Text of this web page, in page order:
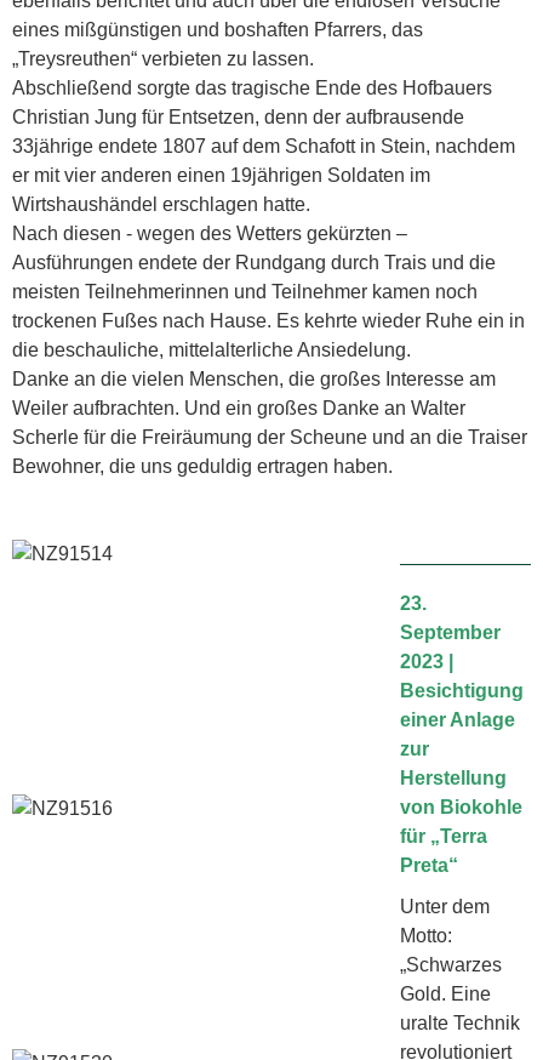
eines mißgünstigen und boshaften Pfarrers, das
„Treysreuthen“ verbieten zu lassen.
Abschließend sorgte das tragische Ende des Hofbauers
Christian Jung für Entsetzen, denn der aufbrausende
33jährige endete 1807 auf dem Schafott in Stein, nachdem
er mit vier anderen einen 19jährigen Soldaten im
Wirtshaushändel erschlagen hatte.
Nach diesen - wegen des Wetters gekürzten –
Ausführungen endete der Rundgang durch Trais und die
meisten Teilnehmerinnen und Teilnehmer kamen noch
trockenen Fußes nach Hause. Es kehrte wieder Ruhe ein in
die beschauliche, mittelalterliche Ansiedelung.
Danke an die vielen Menschen, die großes Interesse am
Weiler aufbrachten. Und ein großes Danke an Walter
Scherle für die Freiräumung der Scheune und an die Traiser
Bewohner, die uns geduldig ertragen haben.
23.
September
2023 |
Besichtigung
einer Anlage
zur
Herstellung
von Biokohle
für „Terra
Preta“
Unter dem
Motto:
„Schwarzes
Gold. Eine
uralte Technik
revolutioniert